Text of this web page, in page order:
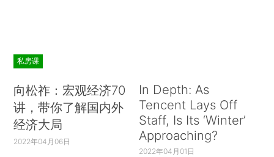
私房课
向松祚：宏观经济70
讲，带你了解国内外
经济大局
2022年04月06日
In Depth: As
Tencent Lays Off
Staff, Is Its ‘Winter’
Approaching?
2022年04月01日